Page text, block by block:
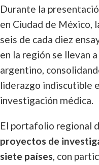
Durante la
en Ciudad de México,
seis de cada diez
en la región se llevan
argentino,
liderazgo indiscutible
investigación médica.
El portafolio regional
proyectos de
siete países, con